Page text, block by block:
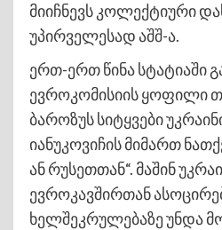
მიიჩნევს კოლექტიური
უპირველესად აშშ-ა.
ერთ-ერთ წინა სტატიაში
ევროკომისიის ყოფილი
ბაროზუს სიტყვები
იანუკოვიჩის მიმართ
ან რუსეთთან“. მაშინ
ევროკავშირთან
ხელშეკრულებაზე უნდა